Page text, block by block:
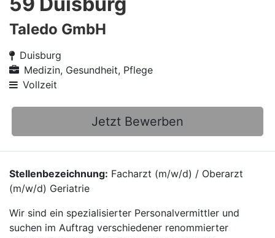
Taledo GmbH
Duisburg
Medizin, Gesundheit, Pflege
Vollzeit
Jetzt Bewerben
Stellenbezeichnung: Facharzt (m/w/d) / Oberarzt
(m/w/d) Geriatrie
Wir sind ein spezialisierter Personalvermittler und
suchen im Auftrag verschiedener renommierter